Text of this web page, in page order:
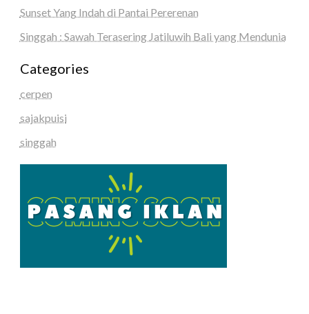
Sunset Yang Indah di Pantai Pererenan
Singgah : Sawah Terasering Jatiluwih Bali yang Mendunia
Categories
cerpen
sajakpuisi
singgah